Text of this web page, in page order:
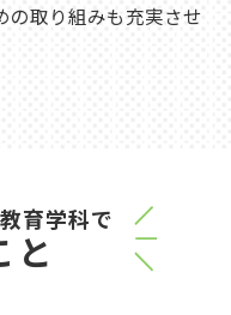
の取り組みも充実させ
育学科で
と